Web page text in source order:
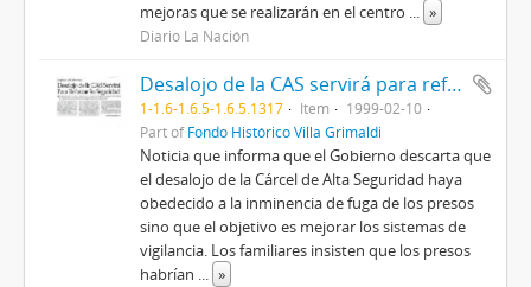
mejoras que se realizarán en el centro ... »
Diario La Nación
Desalojo de la CAS servirá para reforzar su seguridad
1-1.6-1.6.5-1.6.5.1317 Item
1999-02-10
Part ofFondo Histórico Villa Grimaldi
Noticia que informa que el Gobierno descarta que
el desalojo de la Cárcel de Alta Seguridad haya
obedecido a la inminencia de fuga de los presos
sino que el objetivo es mejorar los sistemas de
vigilancia. Los familiares insisten que los presos
habrían ... »